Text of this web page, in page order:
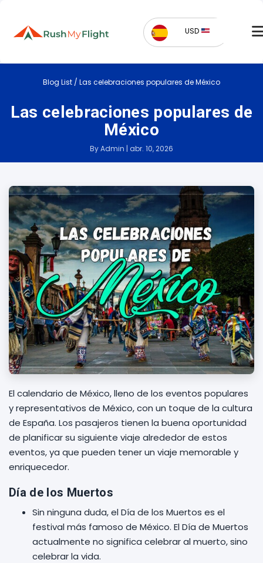
USD
Blog List / Las celebraciones populares de México
Las celebraciones populares de
México
By Admin | abr. 10, 2026
El calendario de México, lleno de los eventos populares
y representativos de México, con un toque de la cultura
de España. Los pasajeros tienen la buena oportunidad
de planificar su siguiente viaje alrededor de estos
eventos, ya que pueden tener un viaje memorable y
enriquecedor.
Día de los Muertos
Sin ninguna duda, el Día de los Muertos es el
festival más famoso de México. El Día de Muertos
actualmente no significa celebrar al muerto, sino
celebrar la vida.